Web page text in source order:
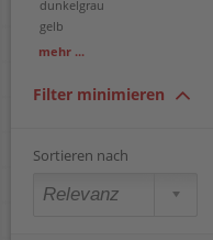
dunkelgrau
gelb
grau
hellgrau
liniert
rot
mehr ...
Filter minimieren
Sortieren nach